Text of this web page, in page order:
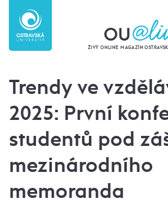
ŽIVÝ ONLINE MAGAZÍN
Trendy ve
2025: První
studentů pod
mezinárodního
memoranda